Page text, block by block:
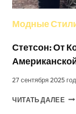
Модные
Стетсон: От
27 сентября 2025
ЧИТАТЬ ДАЛЕЕ